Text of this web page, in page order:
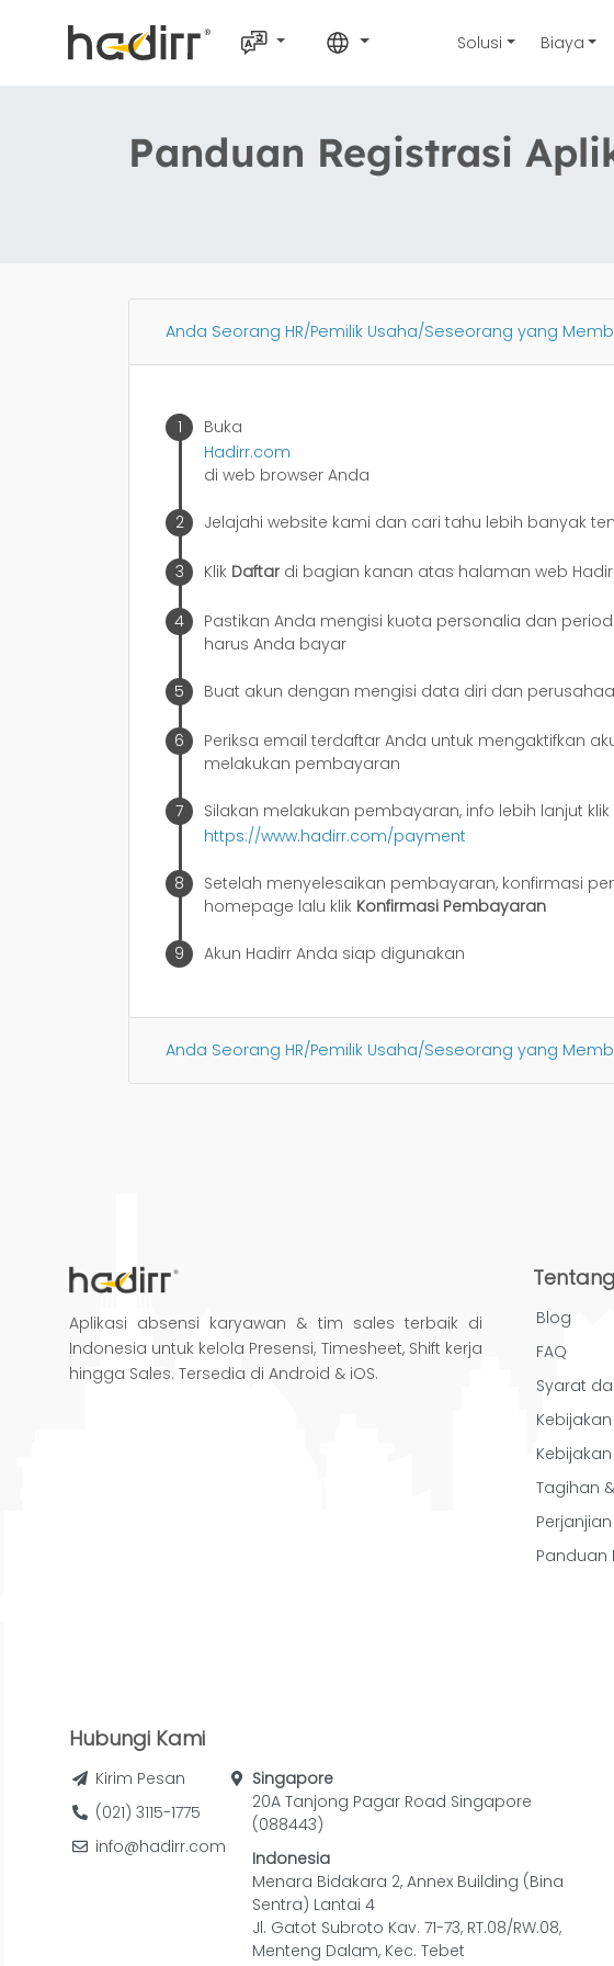
Solusi Biaya
Panduan Registrasi
Anda Seorang HR/Pemilik Usaha/Seseorang yang
Buka
Hadirr.com
di web browser Anda
Jelajahi website kami dan cari tahu lebih banyak
Klik Daftardi bagian kanan atas halaman web
Pastikan Anda mengisi kuota personalia dan
harus Anda bayar
Buat akun dengan mengisi data diri dan
Periksa email terdaftar Anda untuk mengaktifkan
melakukan pembayaran
Silakan melakukan pembayaran, info lebih lanjut klik
https://www.hadirr.com/payment
Setelah menyelesaikan pembayaran, konfirmasi
homepage lalu klik Konfirmasi Pembayaran
Akun Hadirr Anda siap digunakan
Anda Seorang HR/Pemilik Usaha/Seseorang yang
Aplikasi absensi karyawan & tim sales terbaik di
Indonesia untuk kelola Presensi, Timesheet, Shift kerja
hingga Sales. Tersedia di Android & iOS.
Blog
FAQ
Syarat
Tagihan
Panduan
Hubungi Kami
Kirim Pesan
(021) 3115-1775
info@hadirr.com
Singapore
20A Tanjong Pagar Road Singapore
(088443)
Indonesia
Menara Bidakara 2, Annex Building (Bina
Sentra) Lantai 4
Jl. Gatot Subroto Kav. 71-73, RT.08/RW.08,
Menteng Dalam, Kec. Tebet